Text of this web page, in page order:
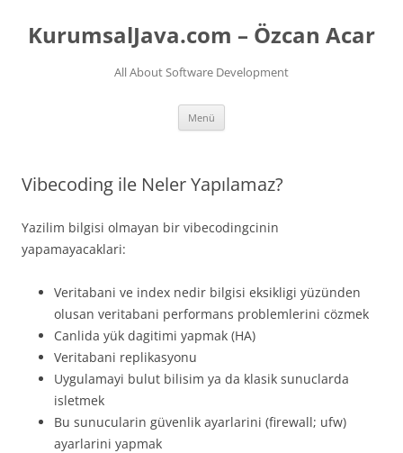
KurumsalJava.com – Özcan Acar
All About Software Development
Menü
Vibecoding ile Neler Yapılamaz?
Yazilim bilgisi olmayan bir vibecodingcinin
yapamayacaklari:
Veritabani ve index nedir bilgisi eksikligi yüzünden
olusan veritabani performans problemlerini cözmek
Canlida yük dagitimi yapmak (HA)
Veritabani replikasyonu
Uygulamayi bulut bilisim ya da klasik sunuclarda
isletmek
Bu sunucularin güvenlik ayarlarini (firewall; ufw)
ayarlarini yapmak